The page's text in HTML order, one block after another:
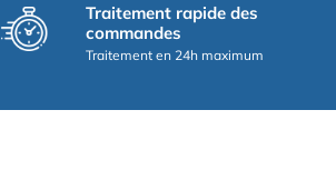
Traitement rapide des
commandes
Traitement en 24h maximum